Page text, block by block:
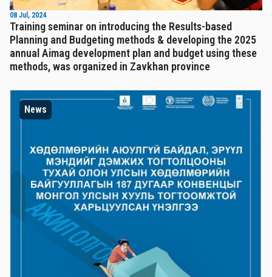
08 Jul, 2024
Training seminar on introducing the Results-based
Planning and Budgeting methods & developing the 2025
annual Aimag development plan and budget using these
methods, was organized in Zavkhan province
News